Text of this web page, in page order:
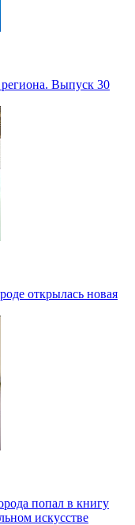
Выпуск 30
открылась новая
попал в книгу
искусстве